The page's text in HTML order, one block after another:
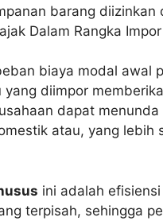
barang diizinkan
Dalam Rangka Impor
biaya modal awal
diimpor
dapat
atau, yang lebih
ini adalah
terpisah, sehingga